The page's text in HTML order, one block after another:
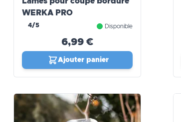
WERKA PRO
4/5 Disponible
6,99 €
Ajouter panier